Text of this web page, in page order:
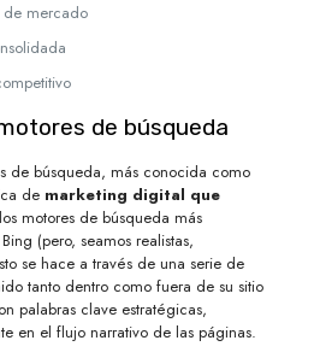
mercado
de búsqueda
de búsqueda, más conocida como
de marketing digital que
motores de búsqueda más
(pero, seamos realistas,
se hace a través de una serie de
tanto dentro como fuera de su sitio
palabras clave estratégicas,
en el flujo narrativo de las páginas.